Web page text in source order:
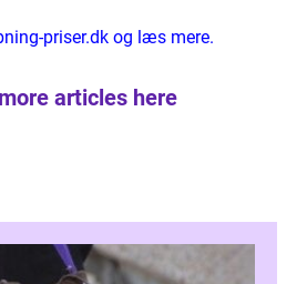
priser.dk og læs mere.
articles here